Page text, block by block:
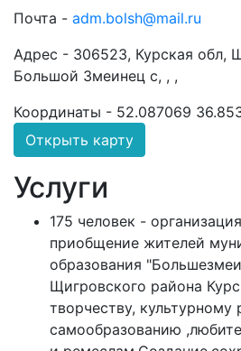
Почта - adm.bolsh@mail.ru
Адрес - 306523, Курская обл,
Большой Змеинец с, , ,
Координаты - 52.087069
Открыть карту
Услуги
175 человек -
приобщение жителей
образования
Щигровского района
творчеству, культурному
самообразованию